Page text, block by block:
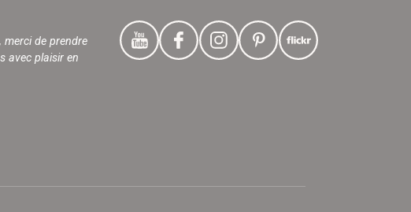
de prendre
avec plaisir en